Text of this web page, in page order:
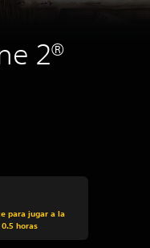
2®
para jugar a la
horas